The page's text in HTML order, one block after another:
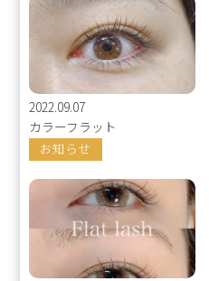
2022.09.07
カラーフラット
お知らせ